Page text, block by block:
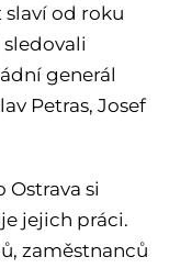
slaví od roku
generál
Petras, Josef
Ostrava si
jejich práci.
zaměstnanců